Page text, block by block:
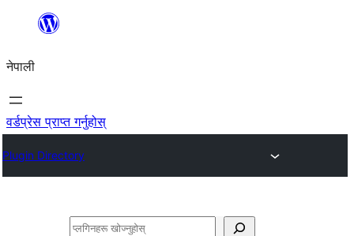
सामग्रीमा
नेपाली
वर्डप्रेस प्राप्त गर्नुहोस्
Plugin Directory
खोज्नुहोस्